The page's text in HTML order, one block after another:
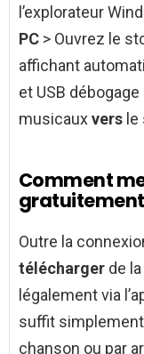
l’explorateur
PC > Ouvrez le
affichant
et USB
musicauxvers
Comment
gratuitement
Outre la
télécharger de la
légalement via
suffit
chanson ou par